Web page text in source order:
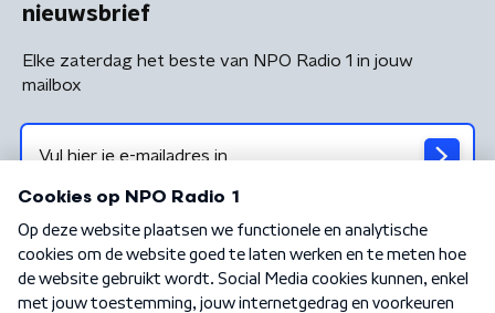
nieuwsbrief
Elke zaterdag het beste van NPO Radio 1 in jouw
mailbox
Algemene voorwaarden Privacybeleid